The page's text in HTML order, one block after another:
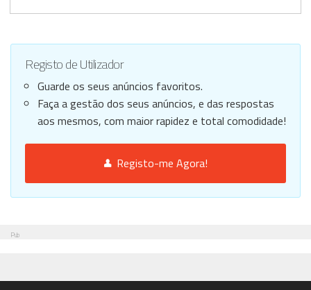
Registo de Utilizador
Guarde os seus anúncios favoritos.
Faça a gestão dos seus anúncios, e das respostas
aos mesmos, com maior rapidez e total comodidade!
Registo-me Agora!
Pub